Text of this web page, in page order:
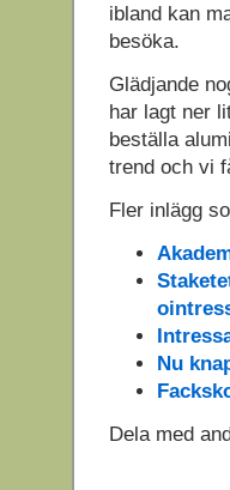
ibland kan
besöka.
Glädjande
har lagt ner
beställa
trend och vi
Fler inlägg
Nu
Dela med